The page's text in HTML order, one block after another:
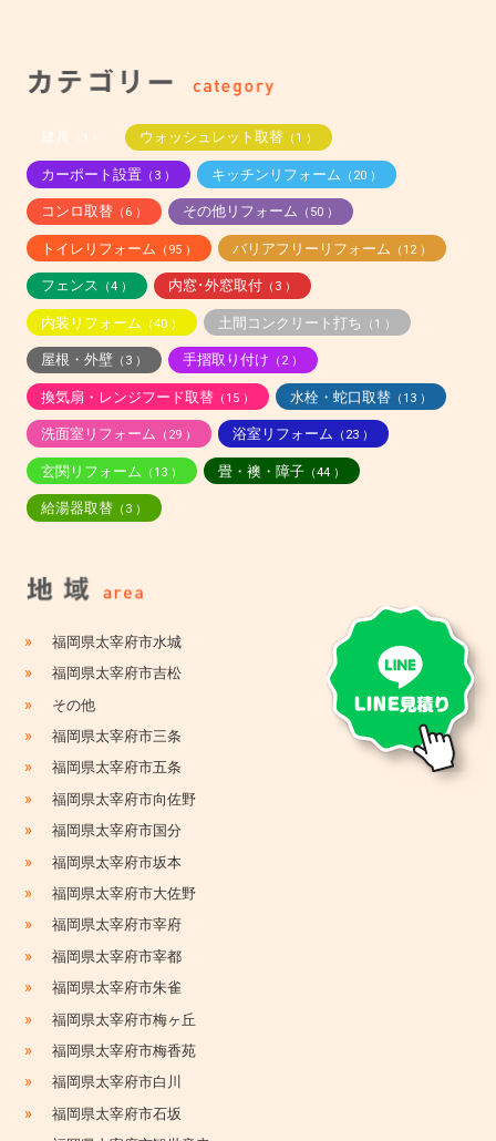
建具 （1 ） ウォッシュレット取替（1 ）
カーポート設置（3 ） キッチンリフォーム （20 ）
コンロ取替（6 ） その他リフォーム （50 ）
トイレリフォーム （95 ） バリアフリーリフォーム （12 ）
フェンス （4 ） 内窓･外窓取付（3 ）
内装リフォーム （40 ） 土間コンクリート打ち （1 ）
屋根・外壁（3 ） 手摺取り付け （2 ）
換気扇・レンジフード取替（15 ） 水栓・蛇口取替（13 ）
洗面室リフォーム （29 ） 浴室リフォーム （23 ）
玄関リフォーム （13 ） 畳・襖・障子（44 ）
給湯器取替（3 ）
» 福岡県太宰府市水城
» 福岡県太宰府市吉松
» その他
» 福岡県太宰府市三条
» 福岡県太宰府市五条
» 福岡県太宰府市向佐野
» 福岡県太宰府市国分
» 福岡県太宰府市坂本
» 福岡県太宰府市大佐野
» 福岡県太宰府市宰府
» 福岡県太宰府市宰都
» 福岡県太宰府市朱雀
» 福岡県太宰府市梅ヶ丘
» 福岡県太宰府市梅香苑
» 福岡県太宰府市白川
» 福岡県太宰府市石坂